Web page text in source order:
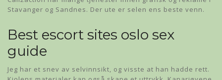
Stavanger og Sandnes. Der ute er selen ens beste venn.
Best escort sites oslo sex
guide
Jeg har et snev av selvinnsikt, og visste at han hadde rett.